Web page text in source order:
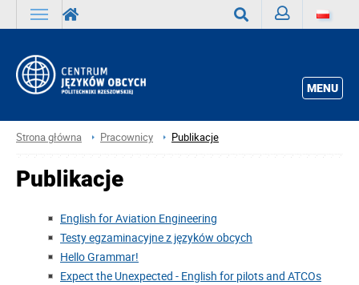
MENU
Strona główna Pracownicy Publikacje
Publikacje
English for Aviation Engineering
Testy egzaminacyjne z języków obcych
Hello Grammar!
Expect the Unexpected - English for pilots and ATCOs